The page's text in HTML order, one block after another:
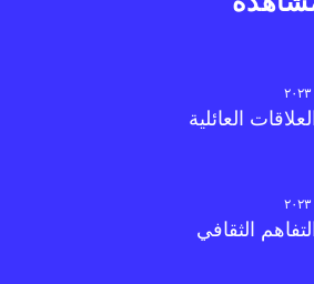
العائلية
الثقافي